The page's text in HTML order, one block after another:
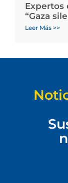
Expertos
“Gaza
Leer Más >>